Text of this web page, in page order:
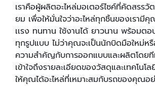
เราคือผู้ผลิตอะไหล่มอเตอร์ไซค์ที่คัดสรรวั
ยม เพื่อให้มั่นใจว่าอะไหล่ทุกชิ้นของเรา
เเรง ทนทาน ใช้งานได้ ยาวนาน พร้อมตอ
ทุกรูปแบบ ไม่ว่าคุณจะเป็นนักบิดมือใหม่หรื
ความสำคัญกับการออกแบบและผลิตโดย
เข้าใจถึงรายละเอียดของวัสดุและเทคโน
ให้คุณได้อะไหล่ที่เหมาะสมกับรถของคุณอ